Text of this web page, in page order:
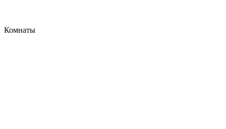
Комнаты